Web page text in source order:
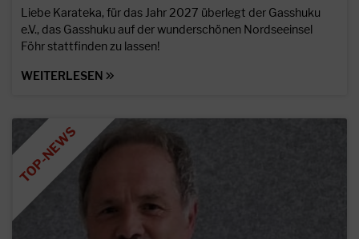
Liebe Karateka, für das Jahr 2027 überlegt der Gasshuku
e.V., das Gasshuku auf der wunderschönen Nordseeinsel
Föhr stattfinden zu lassen!
WEITERLESEN